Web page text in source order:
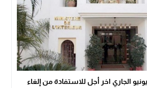
الداخلية .. يوم 30 يونيو الجاري اخر أجل للاستفادة من إلغاء